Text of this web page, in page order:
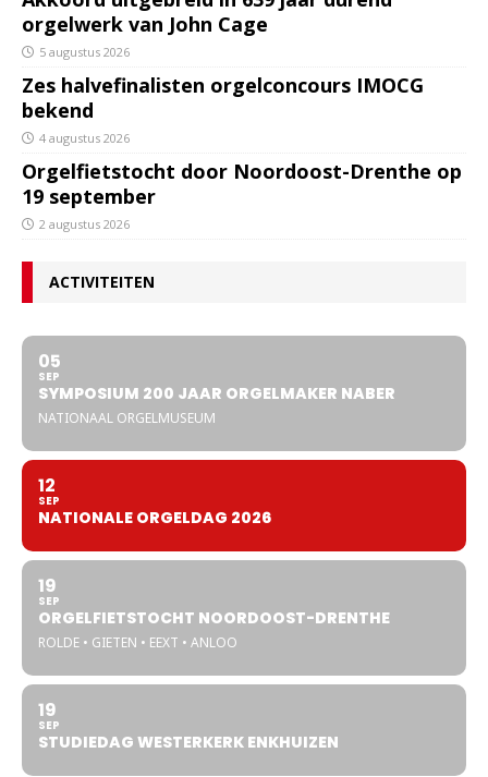
orgelwerk van John Cage
5 augustus 2026
Zes halvefinalisten orgelconcours IMOCG
bekend
4 augustus 2026
Orgelfietstocht door Noordoost-Drenthe op
19 september
2 augustus 2026
ACTIVITEITEN
05
SEP
SYMPOSIUM 200 JAAR ORGELMAKER NABER
NATIONAAL ORGELMUSEUM
12
SEP
NATIONALE ORGELDAG 2026
19
SEP
ORGELFIETSTOCHT NOORDOOST-DRENTHE
ROLDE • GIETEN • EEXT • ANLOO
19
SEP
STUDIEDAG WESTERKERK ENKHUIZEN